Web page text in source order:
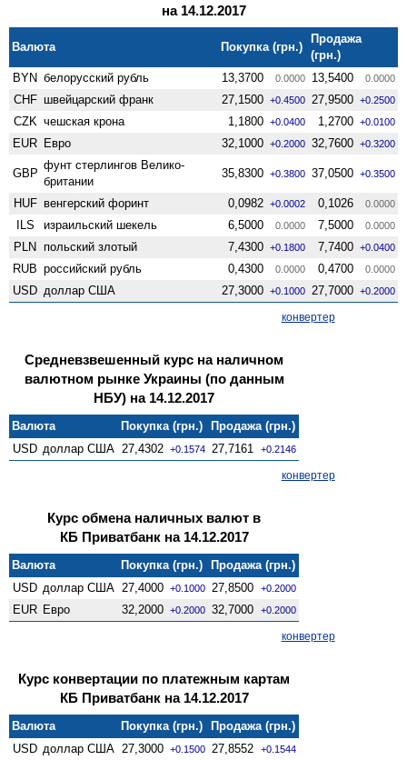
на 14.12.2017
Валюта Покупка (грн.)
Продажа
(грн.)
BYN белорусский рубль 13,3700 0.0000 13,5400 0.0000
CHF швейцарский франк 27,1500 +0.4500 27,9500 +0.2500
CZK чешская крона 1,1800 +0.0400 1,2700 +0.0100
EUR Евро 32,1000 +0.2000 32,7600 +0.3200
GBP
фунт стерлингов Велико­
британии
35,8300 +0.3800 37,0500 +0.3500
HUF венгерский форинт 0,0982 +0.0002 0,1026 0.0000
ILS израильский шекель 6,5000 0.0000 7,5000 0.0000
PLN польский злотый 7,4300 +0.1800 7,7400 +0.0400
RUB российский рубль 0,4300 0.0000 0,4700 0.0000
USD доллар США 27,3000 +0.1000 27,7000 +0.2000
конвертер
Средневзвешенный курс на наличном
валютном рынке Украины (по данным
НБУ) на 14.12.2017
Валюта Покупка (грн.)
Продажа (грн.)
USD доллар США 27,4302 +0.1574 27,7161 +0.2146
конвертер
Курс обмена наличных валют в
КБ Приватбанк на 14.12.2017
Валюта Покупка (грн.)
Продажа (грн.)
USD доллар США 27,4000 +0.1000 27,8500 +0.2000
EUR Евро 32,2000 +0.2000 32,7000 +0.2000
конвертер
Курс конвертации по платежным картам
КБ Приватбанк на 14.12.2017
Валюта Покупка (грн.)
Продажа (грн.)
USD доллар США 27,3000 +0.1500 27,8552 +0.1544